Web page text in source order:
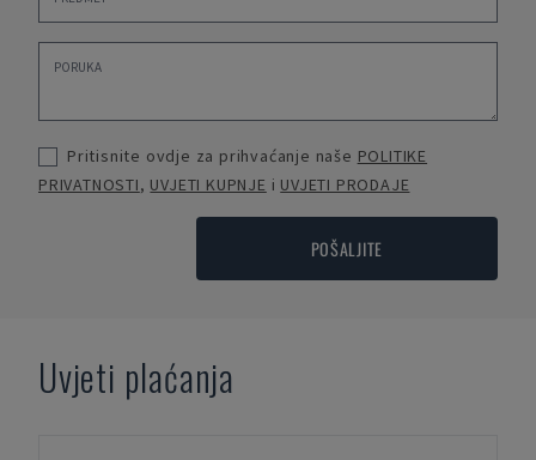
Pritisnite ovdje za prihvaćanje naše POLITIKE
PRIVATNOSTI, UVJETI KUPNJE i UVJETI PRODAJE
POŠALJITE
Uvjeti plaćanja